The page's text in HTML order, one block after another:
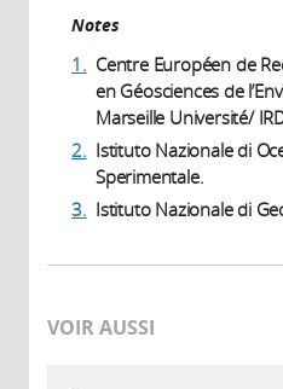
Notes
1. Centre Européen de
en Géosciences de
Marseille Université/
2. Istituto Nazionale di
Sperimentale.
3. Istituto Nazionale di
VOIR AUSSI